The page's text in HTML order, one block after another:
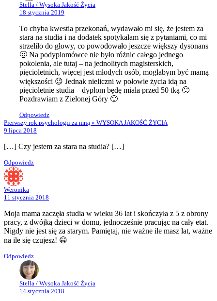
Stella / Wysoka Jakość Życia
18 stycznia 2019
To chyba kwestia przekonań, wydawało mi się, że jestem za
stara na studia i na dodatek spotykałam się z pytaniami, co mi
strzeliło do głowy, co powodowało jeszcze większy dysonans
🙂 Na podyplomówce nie było różnic całego jednego
pokolenia, ale tutaj – na jednolitych magisterskich,
pięcioletnich, więcej jest młodych osób, mogłabym być mamą
większości 😉 Jednak nieliczni w połowie życia idą na
pięcioletnie studia – dyplom będę miała przed 50 tką 🙂
Pozdrawiam z Zielonej Góry 🙂
Odpowiedz
Pierwszy rok psychologii za mną » WYSOKA JAKOŚĆ ŻYCIA
9 lipca 2018
[…] Czy jestem za stara na studia? […]
Odpowiedz
Weronika
11 stycznia 2018
Moja mama zaczęła studia w wieku 36 lat i skończyła z 5 z obrony
pracy, z dwójką dzieci w domu, jednocześnie pracując na cały etat.
Nigdy nie jest się za starym. Pamiętaj, nie ważne ile masz lat, ważne
na ile się czujesz! 😀
Odpowiedz
Stella / Wysoka Jakość Życia
14 stycznia 2018